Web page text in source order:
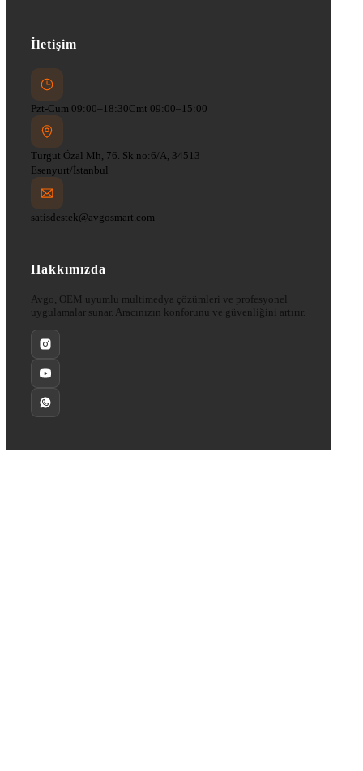
İletişim
Pzt-Cum 09:00–18:30Cmt 09:00–15:00
Turgut Özal Mh, 76. Sk no:6/A, 34513
Esenyurt/İstanbul
satisdestek@avgosmart.com
Hakkımızda
Avgo, OEM uyumlu multimedya çözümleri ve profesyonel
uygulamalar sunar. Aracınızın konforunu ve güvenliğini artırır.